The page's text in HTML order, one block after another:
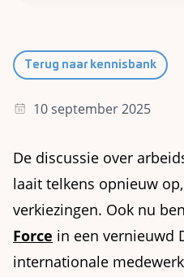
Terug naar kennisbank
10 september 2025
De discussie over
laait telkens opnieuw
verkiezingen. Ook nu
Force in een vernieuwd
internationale